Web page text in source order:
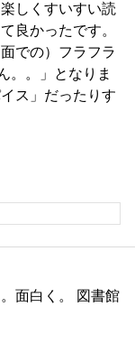
しくすいすい読
良かったです。
での）フラフラ
。。」となりま
ス」だったりす
面白く。 図書館